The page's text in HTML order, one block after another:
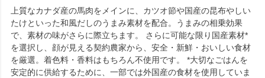
上質なカナダ産の馬肉をメインに、カツオ節や国産の昆布やしい
たけといった和風だしのうまみ素材を配合。うまみの相乗効果
で、素材の味がさらに際立ちます。 さらに可能な限り国産素材*
を選択し、顔が見える契約農家から、安全・新鮮・おいしい食材
を厳選。着色料・香料はもちろん不使用です。 *大切なごはんを
安定的に供給するために、一部では外国産の食材を使用していま